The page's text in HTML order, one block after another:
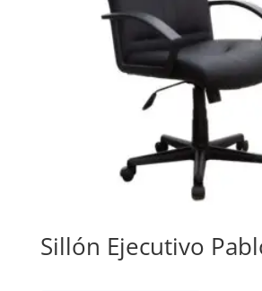
Sillón Ejecutivo